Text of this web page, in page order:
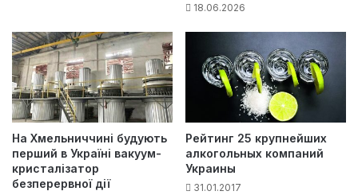
18.06.2026
На Хмельниччині будують
перший в Україні вакуум-
кристалізатор
безперервної дії
Рейтинг 25 крупнейших
алкогольных компаний
Украины
31.01.2017